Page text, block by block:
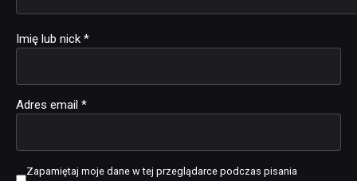
Imię lub nick *
Adres email *
Zapamiętaj moje dane w tej przeglądarce podczas pisania